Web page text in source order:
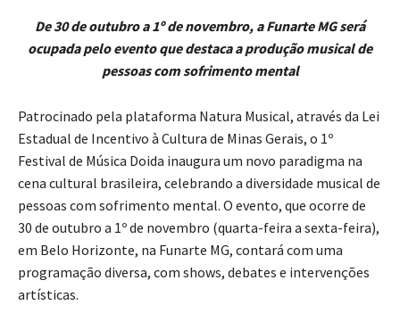
De 30 de outubro a 1º de novembro, a Funarte MG será
ocupada pelo evento que destaca a produção musical de
pessoas com sofrimento mental
Patrocinado pela plataforma Natura Musical, através da Lei
Estadual de Incentivo à Cultura de Minas Gerais, o 1º
Festival de Música Doida inaugura um novo paradigma na
cena cultural brasileira, celebrando a diversidade musical de
pessoas com sofrimento mental. O evento, que ocorre de
30 de outubro a 1º de novembro (quarta-feira a sexta-feira),
em Belo Horizonte, na Funarte MG, contará com uma
programação diversa, com shows, debates e intervenções
artísticas.